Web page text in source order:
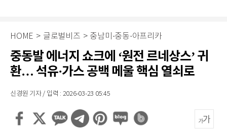
HOME > 글로벌비즈 > 중남미·중동·아프리카
중동발 에너지 쇼크에 ‘원전 르네상스’ 귀
환… 석유·가스 공백 메울 핵심 열쇠로
신경원 기자 / 입력 : 2026-03-23 05:45